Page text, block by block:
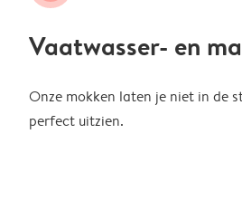
Vaatwasser- en
Onze mokken laten je niet in de
perfect uitzien.